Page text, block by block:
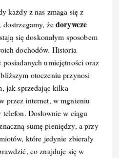
każdy z nas zmaga się z
żedorywcze
się doskonałym sposobem
dochodów. Historia
umiejętności oraz
otoczeniu przynosi
jak sprzedając kilka
przez internet, w mgnieniu
Dosłownie w ciągu
sumę pieniędzy, a przy
które jedynie zbierały
co znajduje się w